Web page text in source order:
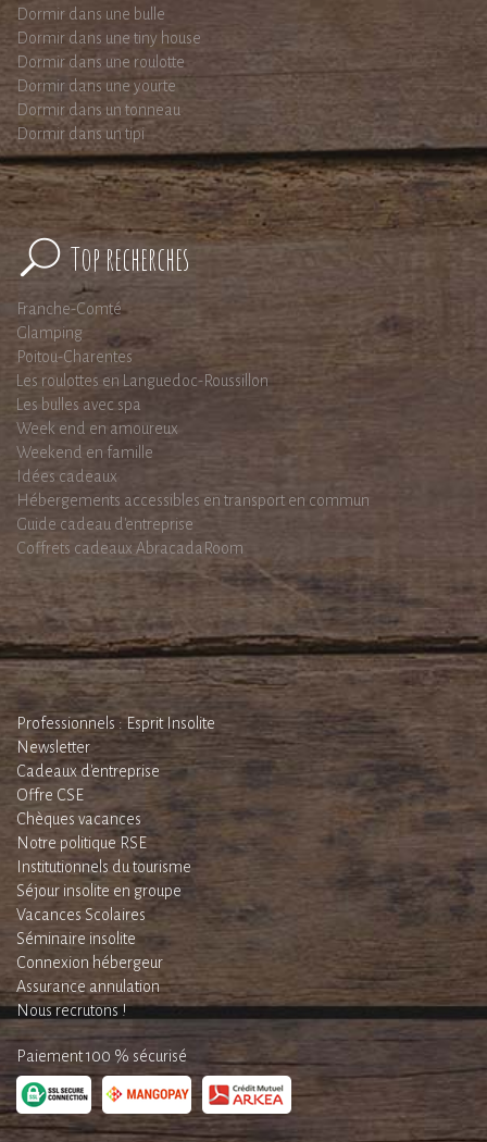
Dormir dans une bulle
Dormir dans une tiny house
Dormir dans une roulotte
Dormir dans une yourte
Dormir dans un tonneau
Dormir dans un tipi
Top recherches
Franche-Comté
Glamping
Poitou-Charentes
Les roulottes en Languedoc-Roussillon
Les bulles avec spa
Week end en amoureux
Weekend en famille
Idées cadeaux
Hébergements accessibles en transport en commun
Guide cadeau d'entreprise
Coffrets cadeaux AbracadaRoom
Professionnels : Esprit Insolite
Newsletter
Cadeaux d'entreprise
Offre CSE
Chèques vacances
Notre politique RSE
Institutionnels du tourisme
Séjour insolite en groupe
Vacances Scolaires
Séminaire insolite
Connexion hébergeur
Assurance annulation
Nous recrutons !
Paiement 100 % sécurisé